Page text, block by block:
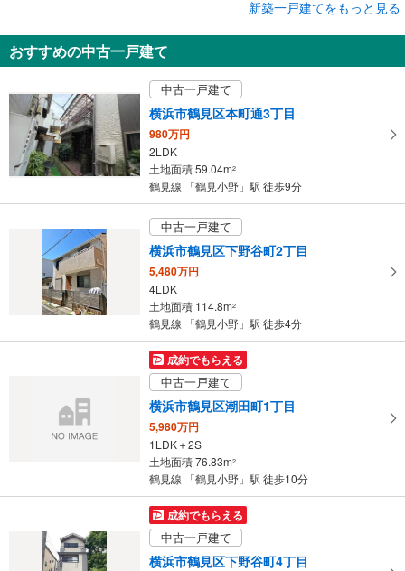
横浜市鶴見区向井町2丁目
2LDK＋2S
土地面積 99.26m2
鶴見線 「鶴見小野」駅 徒歩18分
新築一戸建てをもっと見る
おすすめの中古一戸建て
中古一戸建て
横浜市鶴見区本町通3丁目
980万円
2LDK
土地面積 59.04m2
鶴見線 「鶴見小野」駅 徒歩9分
中古一戸建て
横浜市鶴見区下野谷町2丁目
5,480万円
4LDK
土地面積 114.8m2
鶴見線 「鶴見小野」駅 徒歩4分
成約でもらえる
中古一戸建て
横浜市鶴見区潮田町1丁目
5,980万円
1LDK＋2S
土地面積 76.83m2
鶴見線 「鶴見小野」駅 徒歩10分
成約でもらえる
中古一戸建て
横浜市鶴見区下野谷町4丁目